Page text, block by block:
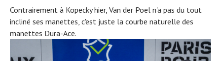
Contrairement à Kopecky hier, Van der Poel n'a pas du tout
incliné ses manettes, c'est juste la courbe naturelle des
manettes Dura-Ace.